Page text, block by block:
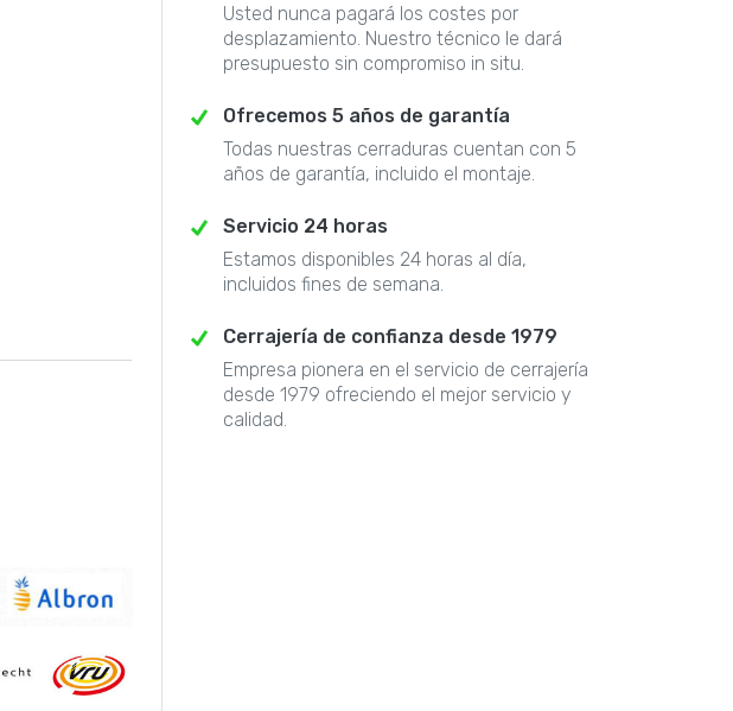
Usted nunca pagará los costes por
desplazamiento. Nuestro técnico le dará
presupuesto sin compromiso in situ.
Ofrecemos 5 años de garantía
Todas nuestras cerraduras cuentan con 5
años de garantía, incluido el montaje.
Servicio 24 horas
Estamos disponibles 24 horas al día,
incluidos fines de semana.
Cerrajería de confianza desde 1979
Empresa pionera en el servicio de cerrajería
desde 1979 ofreciendo el mejor servicio y
calidad.